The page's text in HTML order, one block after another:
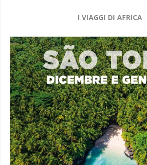
I VIAGGI DI AFRICA